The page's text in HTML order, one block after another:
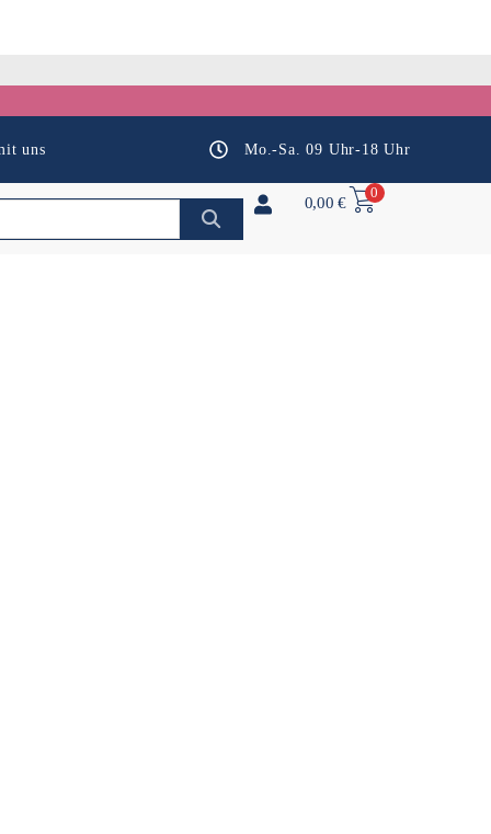
uns Mo.-Sa. 09 Uhr-18 Uhr
0,00€
0